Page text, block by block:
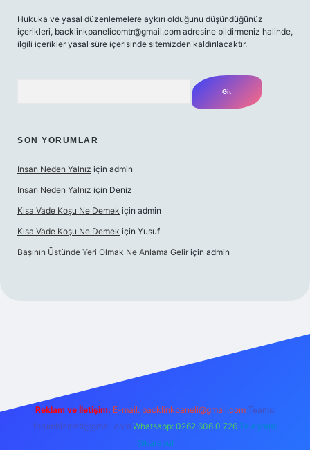
Hukuka ve yasal düzenlemelere aykırı olduğunu düşündüğünüz
içerikleri, backlinkpanelicomtr@gmail.com adresine bildirmeniz halinde,
ilgili içerikler yasal süre içerisinde sitemizden kaldırılacaktır.
SON YORUMLAR
Insan Neden Yalnız için admin
Insan Neden Yalnız için Deniz
Kısa Vade Koşu Ne Demek için admin
Kısa Vade Koşu Ne Demek için Yusuf
Başının Üstünde Yeri Olmak Ne Anlama Gelir için admin
Reklam ve İletişim: E-mail: backlinkpaneli@gmail.com Teams:
forumhizmeti@gmail.com Whatsapp: 0262 606 0 726 Telegram:
@karabul